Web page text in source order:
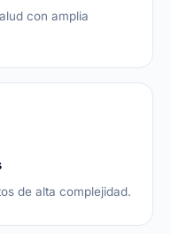
con amplia
de alta complejidad.